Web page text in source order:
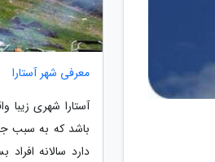
معرفی شهر آستارا
آستارا شهری زیبا
باشد که به سبب
دارد سالانه